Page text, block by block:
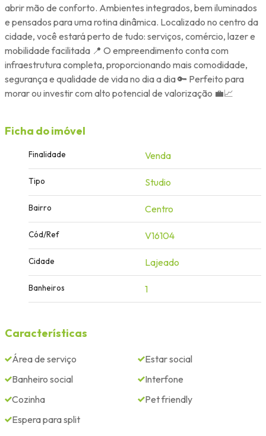
abrir mão de conforto. Ambientes integrados, bem iluminados
e pensados para uma rotina dinâmica. Localizado no centro da
cidade, você estará perto de tudo: serviços, comércio, lazer e
mobilidade facilitada 📍 O empreendimento conta com
infraestrutura completa, proporcionando mais comodidade,
segurança e qualidade de vida no dia a dia 🔑 Perfeito para
morar ou investir com alto potencial de valorização 💼📈
Ficha do imóvel
Finalidade Venda
Tipo Studio
Bairro Centro
Cód/Ref V16104
Cidade Lajeado
Banheiros 1
Características
Área de serviço
Banheiro social
Cozinha
Espera para split
Estar social
Interfone
Pet friendly